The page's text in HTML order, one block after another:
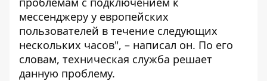
мессенджеру у европейских
пользователей в течение следующих
нескольких часов", – написал он. По его
словам, техническая служба решает
данную проблему.